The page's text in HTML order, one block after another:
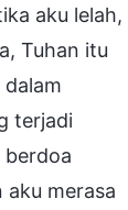
aku lelah,
Tuhan itu
terjadi
berdoa
merasa